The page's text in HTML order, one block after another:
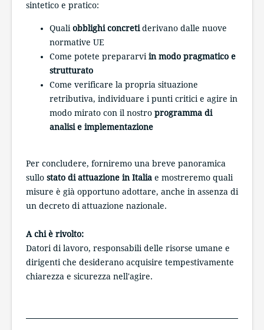
sintetico e pratico:
Quali obblighi concretiderivano dalle nuove
normative UE
Come potete prepararvi in modo pragmatico e
strutturato
Come verificare la propria situazione
retributiva, individuare i punti critici e agire in
modo mirato con il nostro programma di
analisi e implementazione
Per concludere, forniremo una breve panoramica
sullo stato di attuazione in Italia e mostreremo quali
misure è già opportuno adottare, anche in assenza di
un decreto di attuazione nazionale.
A chi è rivolto:
Datori di lavoro, responsabili delle risorse umane e
dirigenti che desiderano acquisire tempestivamente
chiarezza e sicurezza nell'agire.